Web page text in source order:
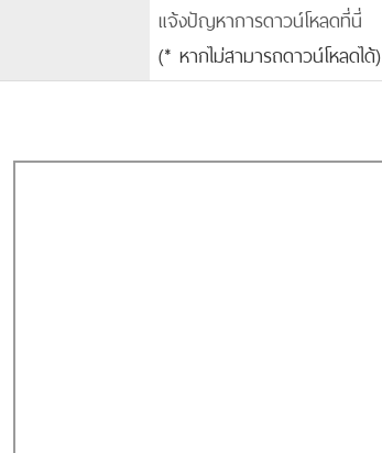
แจ้งปัญหาการดาวน์โหลดที่นี่
(* หากไม่สามารถดาวน์โหลดได้)